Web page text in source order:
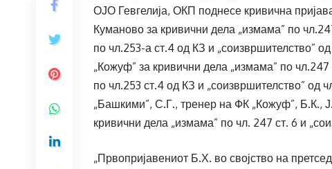
ОЈО Гевгелија, ОКП поднесе кривична
Куманово за кривични дела „измама” по
по чл.253-а ст.4 од КЗ и „соизвршителство”
„Кожуф” за кривични дела „измама” по
по чл.253 ст.4 од КЗ и „соизвршителство”
„Башкими”, С.Г., тренер на ФК „Кожуф”, Б.К.,
кривични дела „измама” по чл. 247 ст. 6 и
„Првопријавениот Б.Х. во својство на